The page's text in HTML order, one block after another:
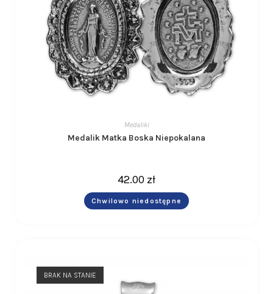
Medaliki
Medalik Matka Boska Niepokalana
42.00 zł
Chwilowo niedostępne
BRAK NA STANIE